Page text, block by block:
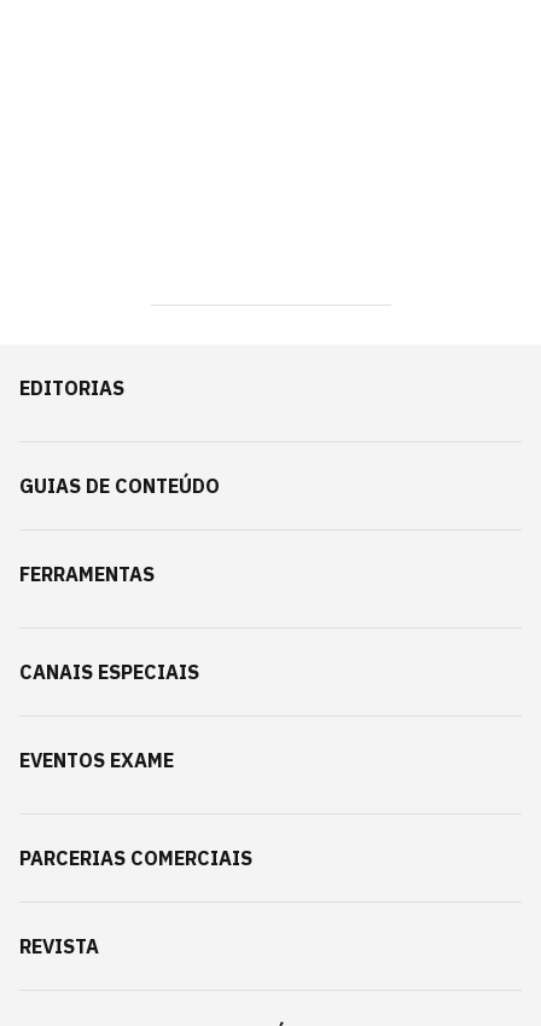
EDITORIAS
GUIAS DE CONTEÚDO
FERRAMENTAS
CANAIS ESPECIAIS
EVENTOS EXAME
PARCERIAS COMERCIAIS
REVISTA